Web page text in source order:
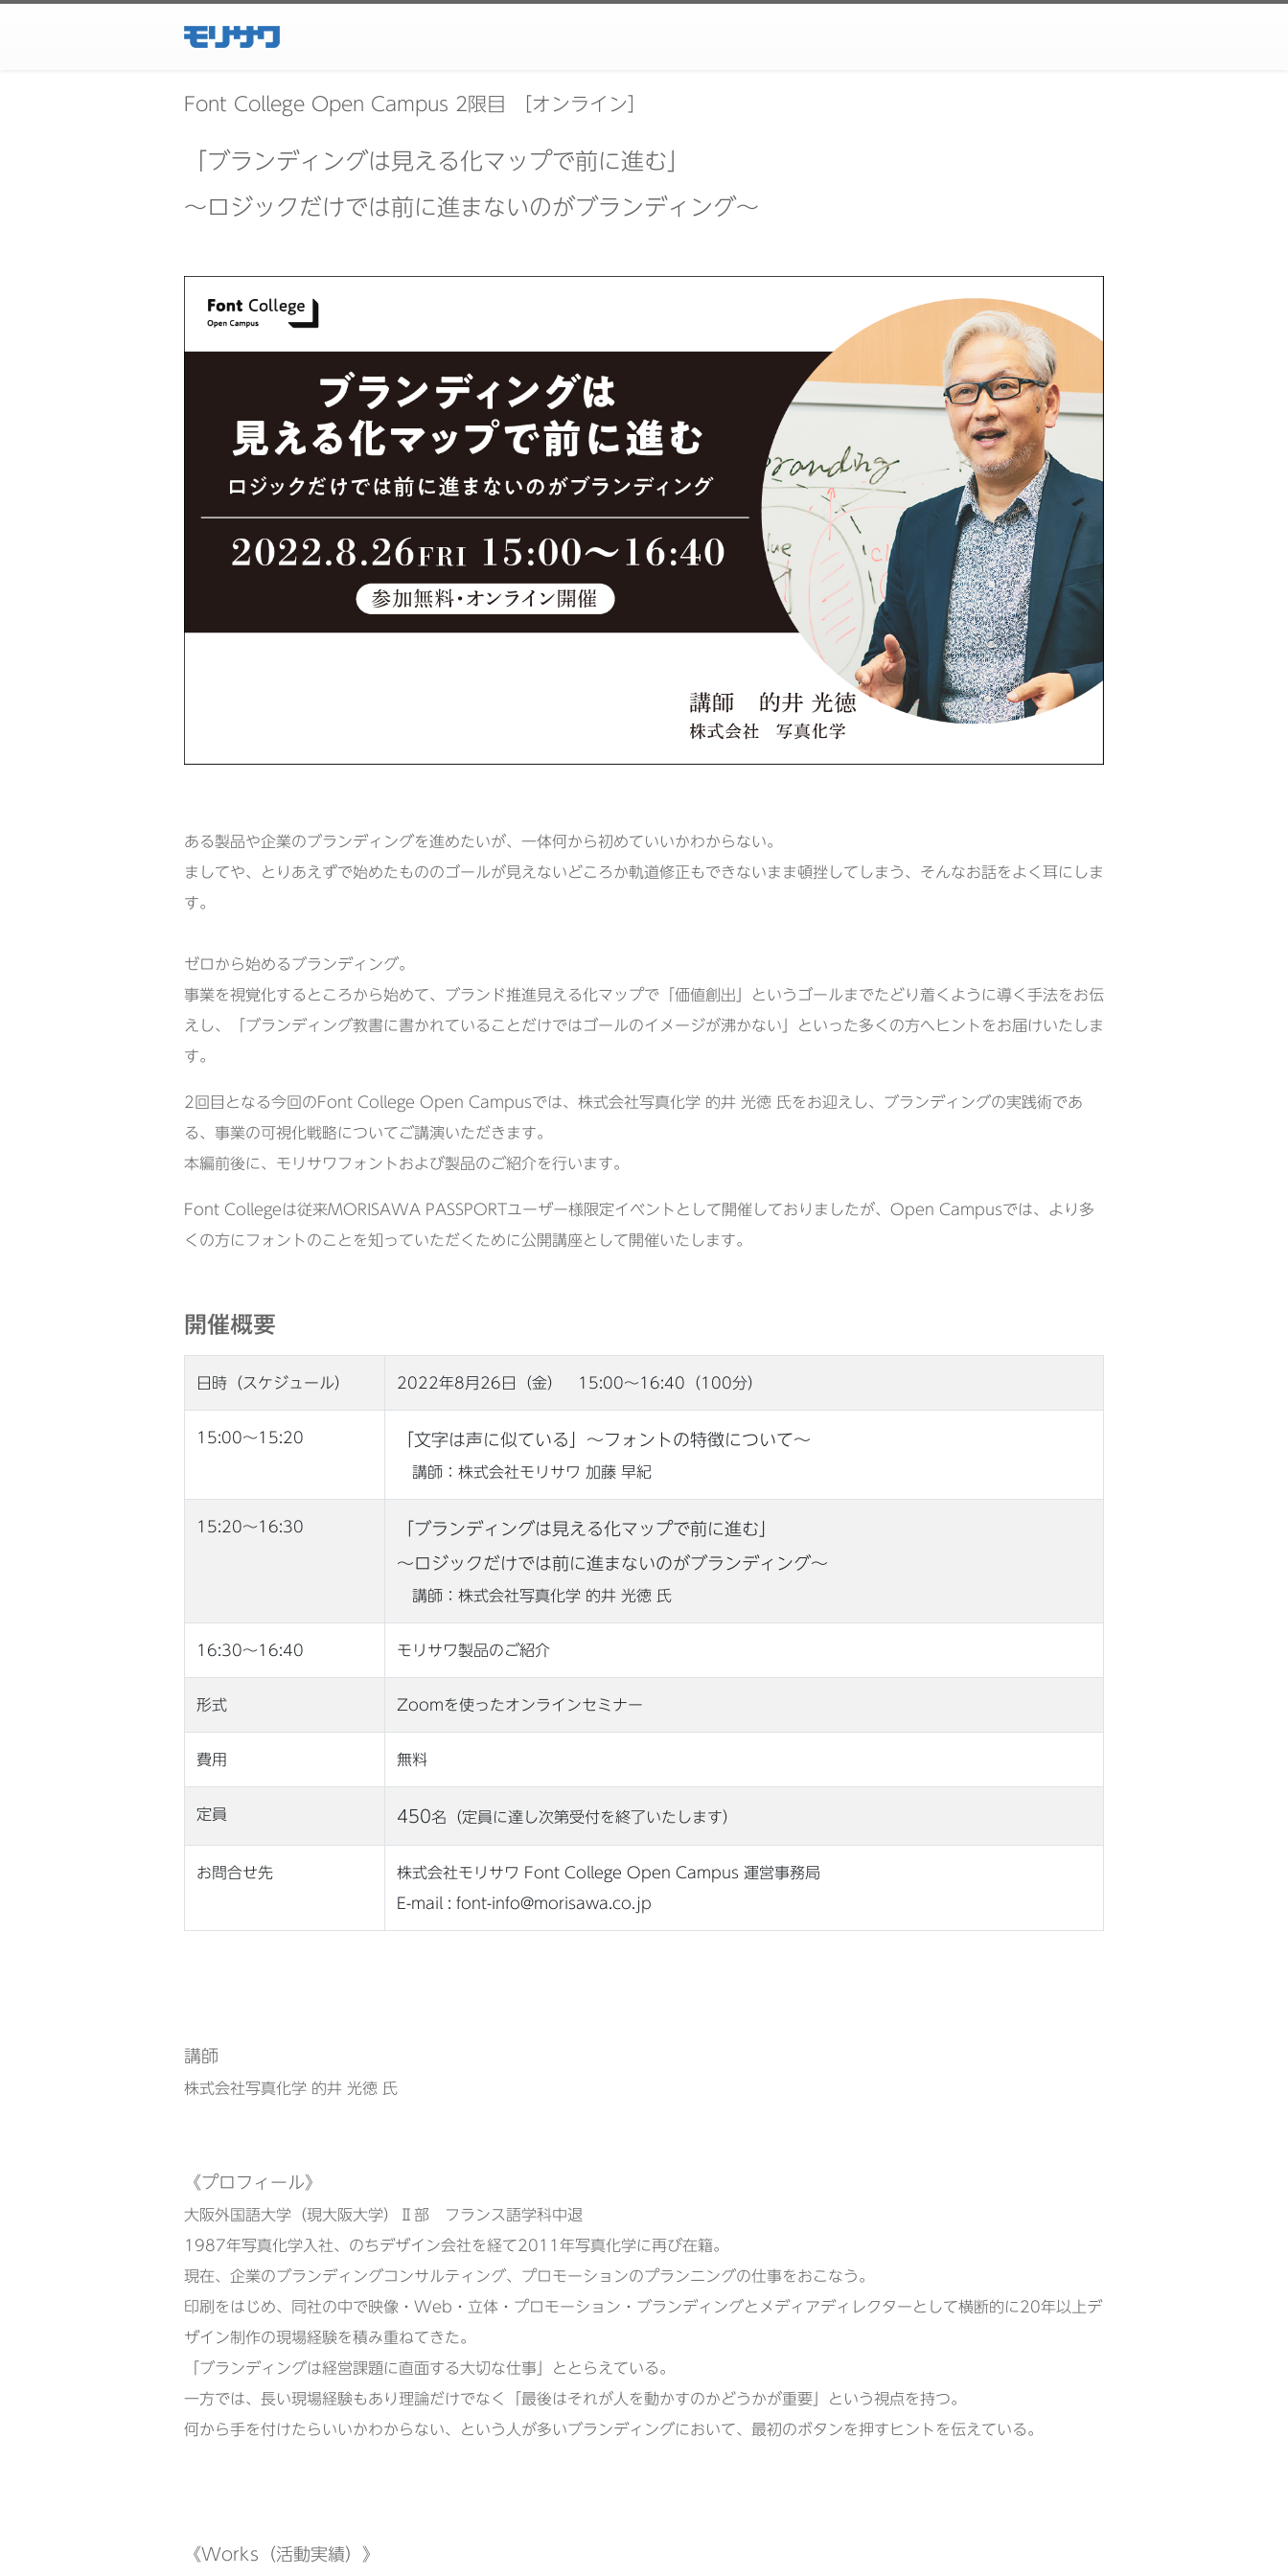
Font College Open Campus 2限目 ［オンライン］
「ブランディングは見える化マップで前に進む」
～ロジックだけでは前に進まないのがブランディング～
ある製品や企業のブランディングを進めたいが、一体何から初めていいかわからない。
ましてや、とりあえずで始めたもののゴールが見えないどころか軌道修正もできないまま頓挫してしまう、そんなお話をよく耳にしま
す。
ゼロから始めるブランディング。
事業を視覚化するところから始めて、ブランド推進見える化マップで「価値創出」というゴールまでたどり着くように導く手法をお伝
えし、「ブランディング教書に書かれていることだけではゴールのイメージが沸かない」といった多くの方へヒントをお届けいたしま
す。
2回目となる今回のFont College Open Campusでは、株式会社写真化学 的井 光徳 氏をお迎えし、ブランディングの実践術であ
る、事業の可視化戦略についてご講演いただきます。
本編前後に、モリサワフォントおよび製品のご紹介を行います。
Font Collegeは従来MORISAWA PASSPORTユーザー様限定イベントとして開催しておりましたが、Open Campusでは、より多
くの方にフォントのことを知っていただくために公開講座として開催いたします。
開催概要
日時（スケジュール） 2022年8月26日（金） 15:00〜16:40（100分）
15:00〜15:20 「文字は声に似ている」〜フォントの特徴について〜
講師：株式会社モリサワ 加藤 早紀
15:20〜16:30
「ブランディングは見える化マップで前に進む」
～ロジックだけでは前に進まないのがブランディング～
講師：株式会社写真化学 的井 光徳 氏
16:30〜16:40 モリサワ製品のご紹介
形式 Zoomを使ったオンラインセミナー
費用 無料
定員 450名（定員に達し次第受付を終了いたします）
お問合せ先
株式会社モリサワ Font College Open Campus 運営事務局
E-mail : font-info@morisawa.co.jp
講師
株式会社写真化学 的井 光徳 氏
《プロフィール》
大阪外国語大学（現大阪大学）Ⅱ部 フランス語学科中退
1987年写真化学入社、のちデザイン会社を経て2011年写真化学に再び在籍。
現在、企業のブランディングコンサルティング、プロモーションのプランニングの仕事をおこなう。
印刷をはじめ、同社の中で映像・Web・立体・プロモーション・ブランディングとメディアディレクターとして横断的に20年以上デ
ザイン制作の現場経験を積み重ねてきた。
「ブランディングは経営課題に直面する大切な仕事」ととらえている。
一方では、長い現場経験もあり理論だけでなく「最後はそれが人を動かすのかどうかが重要」という視点を持つ。
何から手を付けたらいいかわからない、という人が多いブランディングにおいて、最初のボタンを押すヒントを伝えている。
《Works（活動実績）》